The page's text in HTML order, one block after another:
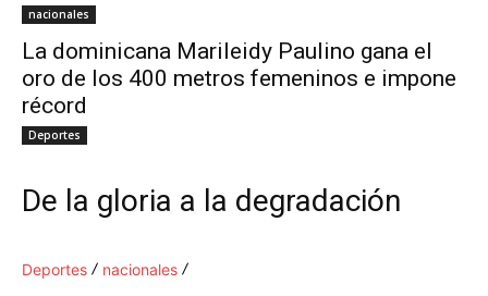
nacionales
La dominicana Marileidy Paulino gana el
oro de los 400 metros femeninos e impone
récord
Deportes
De la gloria a la degradación
Deportes nacionales